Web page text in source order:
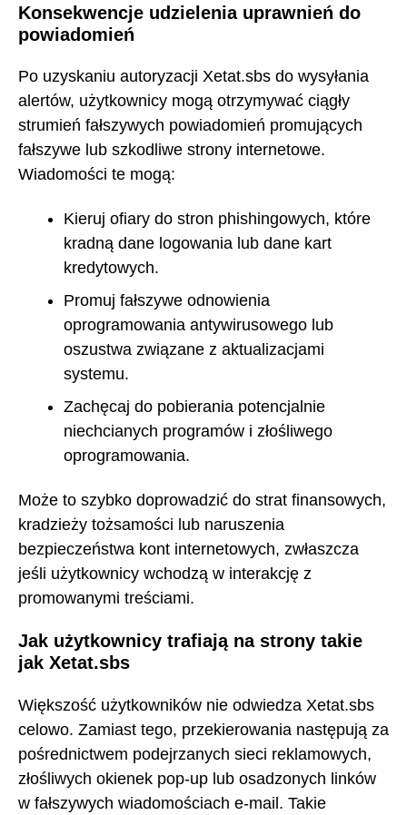
Konsekwencje udzielenia uprawnień do
powiadomień
Po uzyskaniu autoryzacji Xetat.sbs do wysyłania
alertów, użytkownicy mogą otrzymywać ciągły
strumień fałszywych powiadomień promujących
fałszywe lub szkodliwe strony internetowe.
Wiadomości te mogą:
Kieruj ofiary do stron phishingowych, które
kradną dane logowania lub dane kart
kredytowych.
Promuj fałszywe odnowienia
oprogramowania antywirusowego lub
oszustwa związane z aktualizacjami
systemu.
Zachęcaj do pobierania potencjalnie
niechcianych programów i złośliwego
oprogramowania.
Może to szybko doprowadzić do strat finansowych,
kradzieży tożsamości lub naruszenia
bezpieczeństwa kont internetowych, zwłaszcza
jeśli użytkownicy wchodzą w interakcję z
promowanymi treściami.
Jak użytkownicy trafiają na strony takie
jak Xetat.sbs
Większość użytkowników nie odwiedza Xetat.sbs
celowo. Zamiast tego, przekierowania następują za
pośrednictwem podejrzanych sieci reklamowych,
złośliwych okienek pop-up lub osadzonych linków
w fałszywych wiadomościach e-mail. Takie